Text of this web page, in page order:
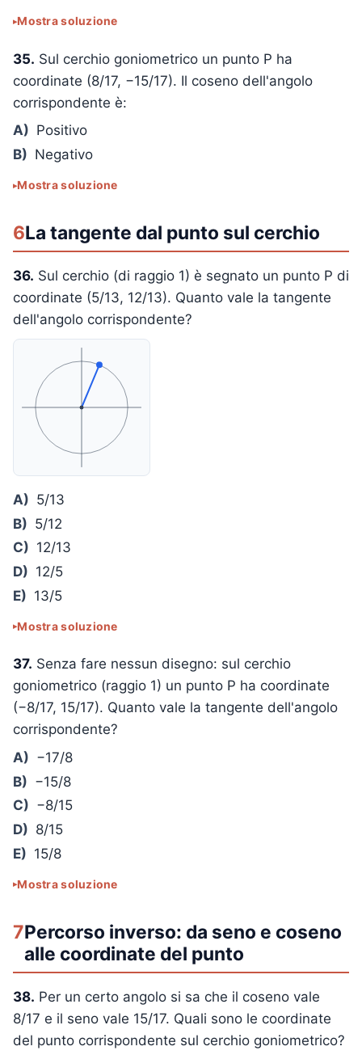
Mostra soluzione
35. Sul cerchio goniometrico un punto P ha
coordinate (8/17, −15/17). Il coseno dell'angolo
corrispondente è:
A) Positivo
B) Negativo
Mostra soluzione
6La tangente dal punto sul cerchio
36. Sul cerchio (di raggio 1) è segnato un punto P di
coordinate (5/13, 12/13). Quanto vale la tangente
dell'angolo corrispondente?
A) 5/13
B) 5/12
C) 12/13
D) 12/5
E) 13/5
Mostra soluzione
37. Senza fare nessun disegno: sul cerchio
goniometrico (raggio 1) un punto P ha coordinate
(−8/17, 15/17). Quanto vale la tangente dell'angolo
corrispondente?
A) −17/8
B) −15/8
C) −8/15
D) 8/15
E) 15/8
Mostra soluzione
7Percorso inverso: da seno e coseno
alle coordinate del punto
38. Per un certo angolo si sa che il coseno vale
8/17 e il seno vale 15/17. Quali sono le coordinate
del punto corrispondente sul cerchio goniometrico?